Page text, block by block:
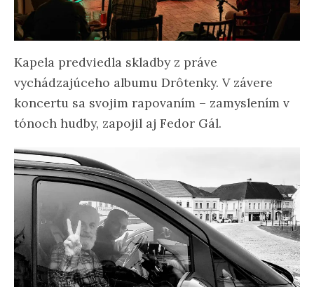
Kapela predviedla skladby z práve
vychádzajúceho albumu Drôtenky. V závere
koncertu sa svojim rapovaním – zamyslením v
tónoch hudby, zapojil aj Fedor Gál.